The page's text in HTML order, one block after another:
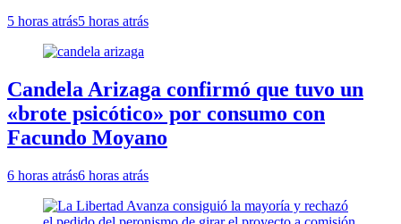
5 horas atrás5 horas atrás
Candela Arizaga confirmó que tuvo un
«brote psicótico» por consumo con
Facundo Moyano
6 horas atrás6 horas atrás